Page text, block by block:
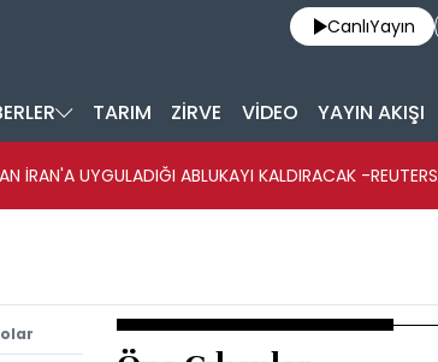
CanlıYayın
TARIM ZİRVE VİDEO YAYIN AKIŞI
İRAN'A UYGULADIĞI ABLUKAYI KALDIRACAK -REUTERS